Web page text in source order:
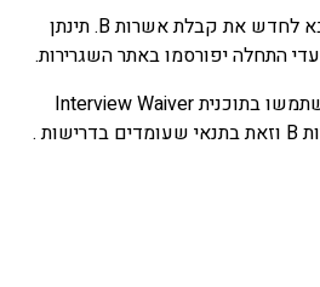
השגרירות מתכננת בשלב הבא לחדש את קבלת אשרות B. תינתן
התחלה יפורסמו באתר השגרירות.
ממומלץ כי מבקשי אשרה ישתמשו בתוכנית Interview Waiver